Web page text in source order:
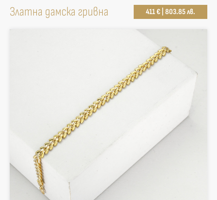
Златна дамска гривна 411 € | 803.85 лв.